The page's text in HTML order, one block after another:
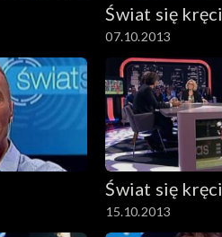
Świat się kręci
07.10.2013
Świat się kręci
15.10.2013